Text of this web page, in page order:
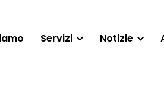
Servizi Notizie